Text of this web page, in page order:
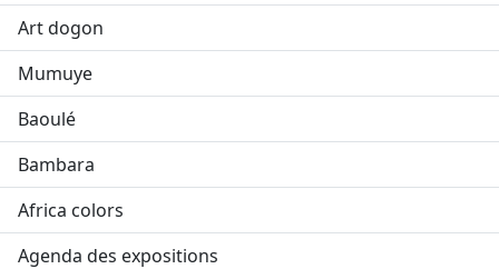
Art dogon
Mumuye
Baoulé
Bambara
Africa colors
Agenda des expositions